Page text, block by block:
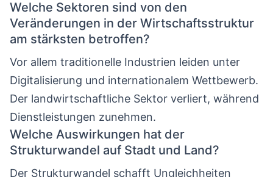
Welche Sektoren sind von den
Veränderungen in der Wirtschaftsstruktur
am stärksten betroffen?
Vor allem traditionelle Industrien leiden unter
Digitalisierung und internationalem Wettbewerb.
Der landwirtschaftliche Sektor verliert, während
Dienstleistungen zunehmen.
Welche Auswirkungen hat der
Strukturwandel auf Stadt und Land?
Der Strukturwandel schafft Ungleichheiten